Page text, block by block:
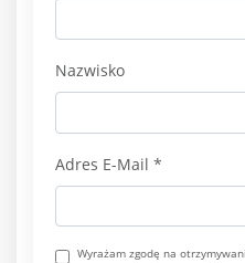
Nazwisko
Adres E-Mail *
Wyrażam zgodę na